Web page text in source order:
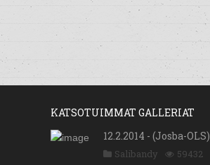
KATSOTUIMMAT GALLERIAT
12.2.2014 - (Josba-OLS)
Salibandy 59432